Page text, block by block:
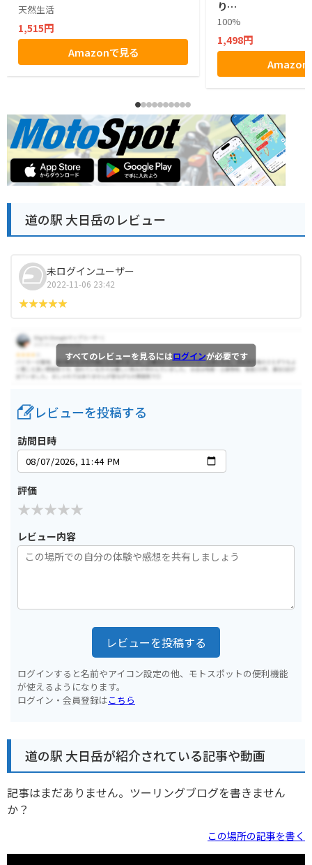
天然生活
1,515円
Amazonで見る
り…
100%
1,498円
Amazon
道の駅 大日岳のレビュー
未ログインユーザー
2022-11-06 23:42
すべてのレビューを見るにはログインが必要です
レビューを投稿する
訪問日時
評価
レビュー内容
レビューを投稿する
ログインすると名前やアイコン設定の他、モトスポットの便利機能
が使えるようになります。
ログイン・会員登録はこちら
道の駅 大日岳が紹介されている記事や動画
記事はまだありません。ツーリングブログを書きません
か？
この場所の記事を書く